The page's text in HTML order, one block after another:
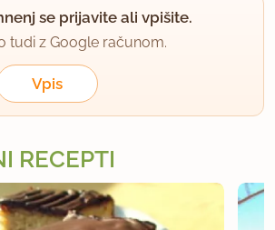
Če ne uspe, boš ti kriva
se prijavite ali vpišite.
tudi z Google računom.
Vpis
RECEPTI